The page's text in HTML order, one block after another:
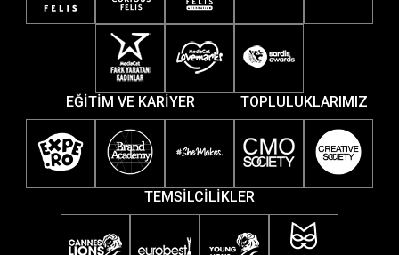
EĞİTİM VE KARİYER TOPLULUKLARIMIZ
TEMSİLCİLİKLER